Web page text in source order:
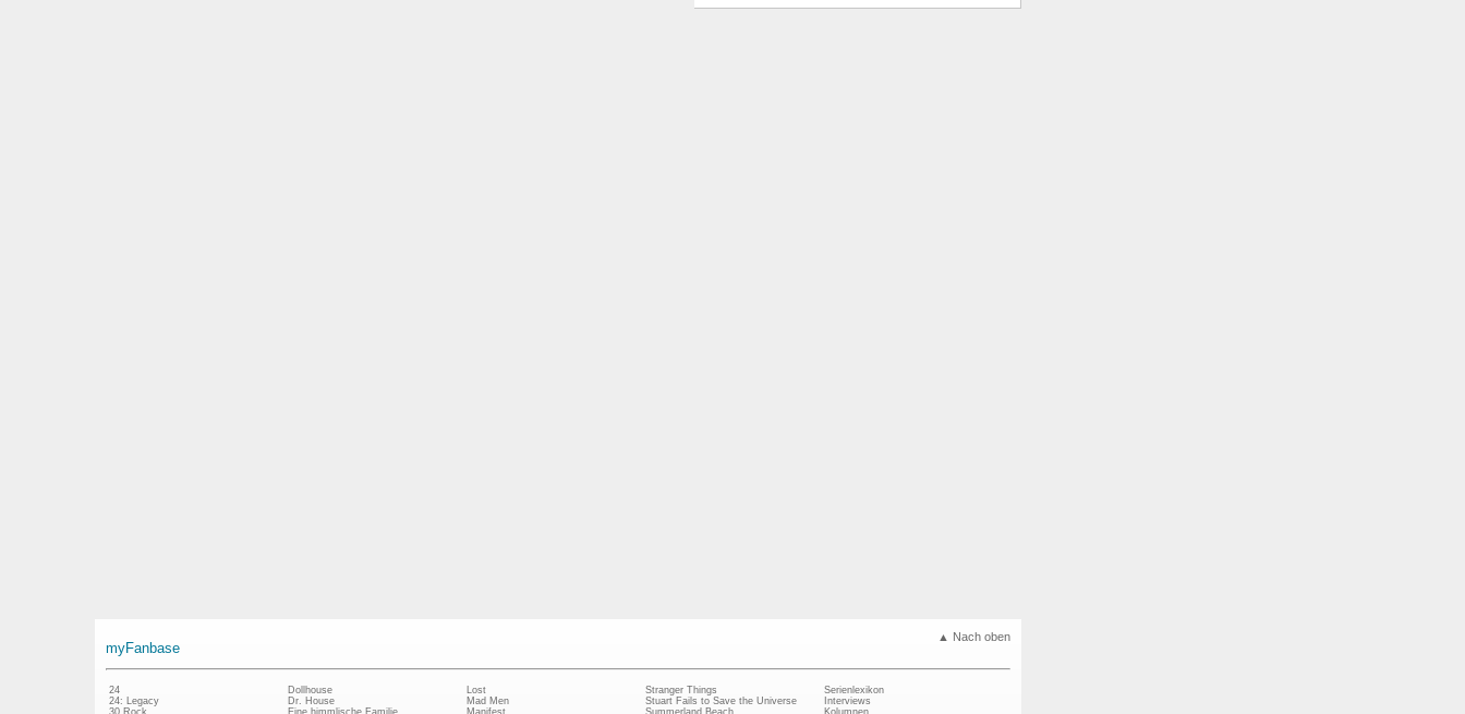
▲ Nach oben
myFanbase
24
24: Legacy
30 Rock
Dollhouse
Dr. House
Eine himmlische Familie
Lost
Mad Men
Manifest
Stranger Things
Stuart Fails to Save the Universe
Summerland Beach
Serienlexikon
Interviews
Kolumnen